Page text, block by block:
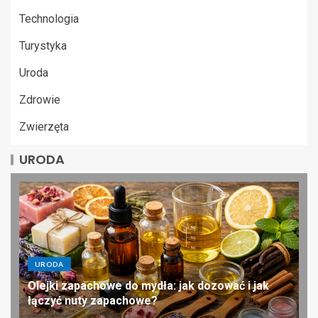
Technologia
Turystyka
Uroda
Zdrowie
Zwierzęta
URODA
URODA
Olejki zapachowe do mydła: jak dozować i jak
łączyć nuty zapachowe?